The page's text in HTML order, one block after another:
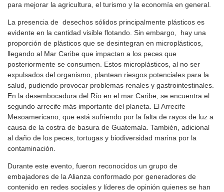
para mejorar la agricultura, el turismo y la economía en general.
La presencia de desechos sólidos principalmente plásticos es
evidente en la cantidad visible flotando. Sin embargo, hay una
proporción de plásticos que se desintegran en microplásticos,
llegando al Mar Caribe que impactan a los peces que
posteriormente se consumen. Estos microplásticos, al no ser
expulsados del organismo, plantean riesgos potenciales para la
salud, pudiendo provocar problemas renales y gastrointestinales.
En la desembocadura del Río en el mar Caribe, se encuentra el
segundo arrecife más importante del planeta. El Arrecife
Mesoamericano, que está sufriendo por la falta de rayos de luz a
causa de la costra de basura de Guatemala. También, adicional
al daño de los peces, tortugas y biodiversidad marina por la
contaminación.
Durante este evento, fueron reconocidos un grupo de
embajadores de la Alianza conformado por generadores de
contenido en redes sociales y líderes de opinión quienes se han